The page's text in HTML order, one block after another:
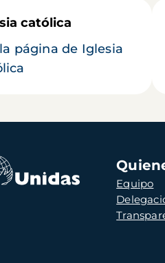
católica
página de Iglesia
Navegación
principal
Equipo